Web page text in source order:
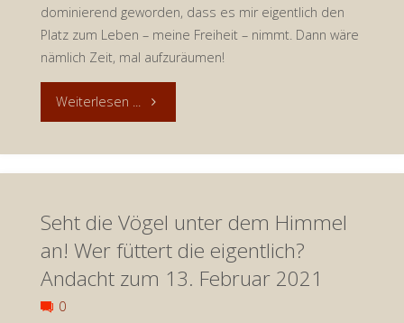
dominierend geworden, dass es mir eigentlich den
Platz zum Leben – meine Freiheit – nimmt. Dann wäre
nämlich Zeit, mal aufzuräumen!
Weiterlesen ... "Götterdämmerung
Distanzunterricht
–
Andacht
Seht die Vögel unter dem Himmel
an! Wer füttert die eigentlich?
Andacht zum 13. Februar 2021
0